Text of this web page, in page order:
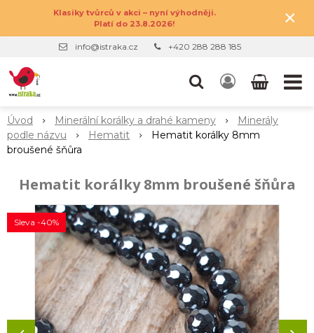
Klasiky tvůrců v akci – nyní výhodněji.
Platí do 23.8.2026!
×
info@istraka.cz +420 288 288 185
Úvod Minerální korálky a drahé kameny
Minerály
podle názvu
Hematit
Hematit korálky 8mm
broušené šňůra
Hematit korálky 8mm broušené šňůra
Sleva -40%